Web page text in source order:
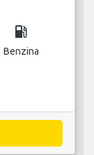
local_gas_station
Benzina